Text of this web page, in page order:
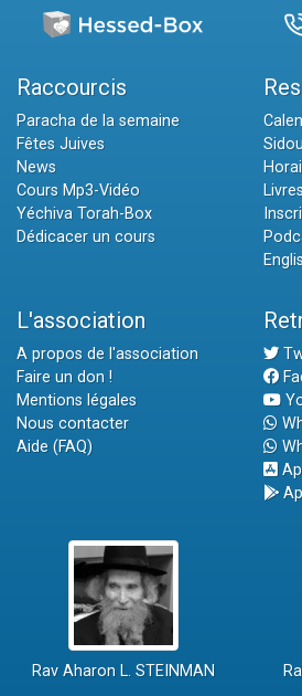
Raccourcis
Paracha de la semaine
Fêtes Juives
News
Cours Mp3-Vidéo
Yéchiva Torah-Box
Dédicacer un cours
L'association
A propos de l'association
Faire un don !
Mentions légales
Nous contacter
Aide (FAQ)
Rav Aharon L. STEINMAN